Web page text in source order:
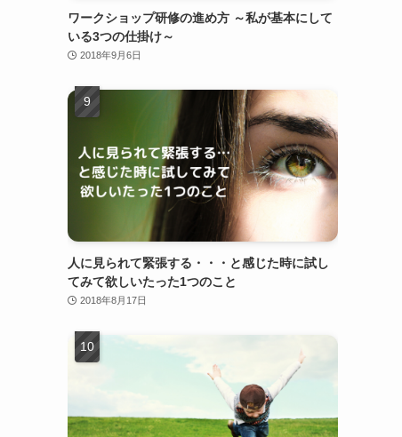
ワークショップ研修の進め方 ～私が基本にして
いる3つの仕掛け～
2018年9月6日
人に見られて緊張する・・・と感じた時に試し
てみて欲しいたった1つのこと
2018年8月17日